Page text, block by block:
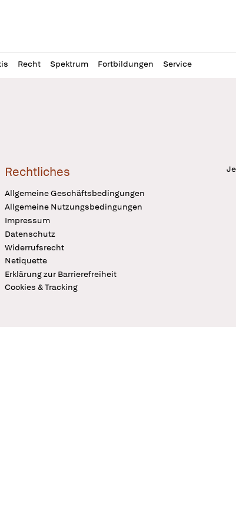
Recht Spektrum Fortbildungen Service
Rechtliches
Allgemeine Geschäftsbedingungen
Allgemeine Nutzungsbedingungen
Impressum
Datenschutz
Widerrufsrecht
Netiquette
Erklärung zur Barrierefreiheit
Cookies & Tracking